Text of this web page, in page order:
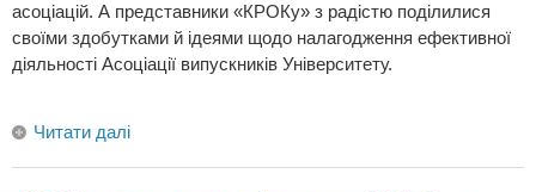
асоціацій. А представники «КРОКу» з радістю поділилися
своїми здобутками й ідеями щодо налагодження ефективної
діяльності Асоціації випускників Університету.
Читати далі